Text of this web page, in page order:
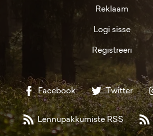
Reklaam
Logi sisse
Registreeri
Facebook Twitter
Lennupakkumiste RSS